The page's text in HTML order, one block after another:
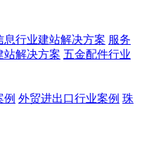
息行业建站解决方案 服务
站解决方案 五金配件行业
例 外贸进出口行业案例 珠